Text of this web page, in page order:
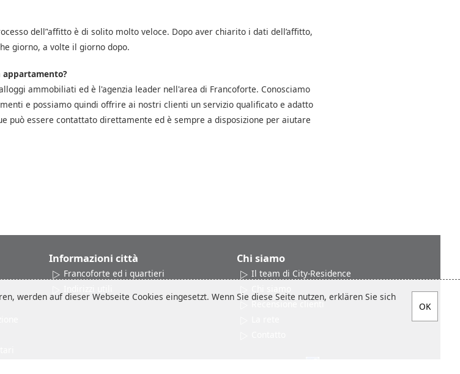
dell’'affitto è di solito molto veloce. Dopo aver chiarito i dati dell’affitto,
giorno, a volte il giorno dopo.
appartamento?
ammobiliati ed è l'agenzia leader nell'area di Francoforte. Conosciamo
e possiamo quindi offrire ai nostri clienti un servizio qualificato e adatto
può essere contattato direttamente ed è sempre a disposizione per aiutare
Informazioni città
Francoforte ed i quartieri
Chi siamo
Il team di City-Residence
Recensione clienti
werden auf dieser Webseite Cookies eingesetzt. Wenn Sie diese Seite nutzen, erklären Sie sich